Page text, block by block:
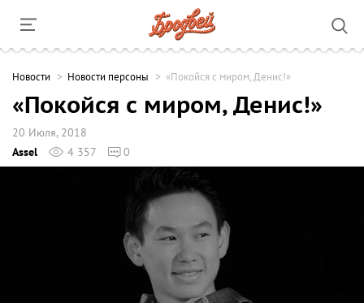
Новости Новости персоны «Покойся с миром, Денис!»
«Покойся с миром, Денис!»
20 Июля, 2018
Assel
4 357 0